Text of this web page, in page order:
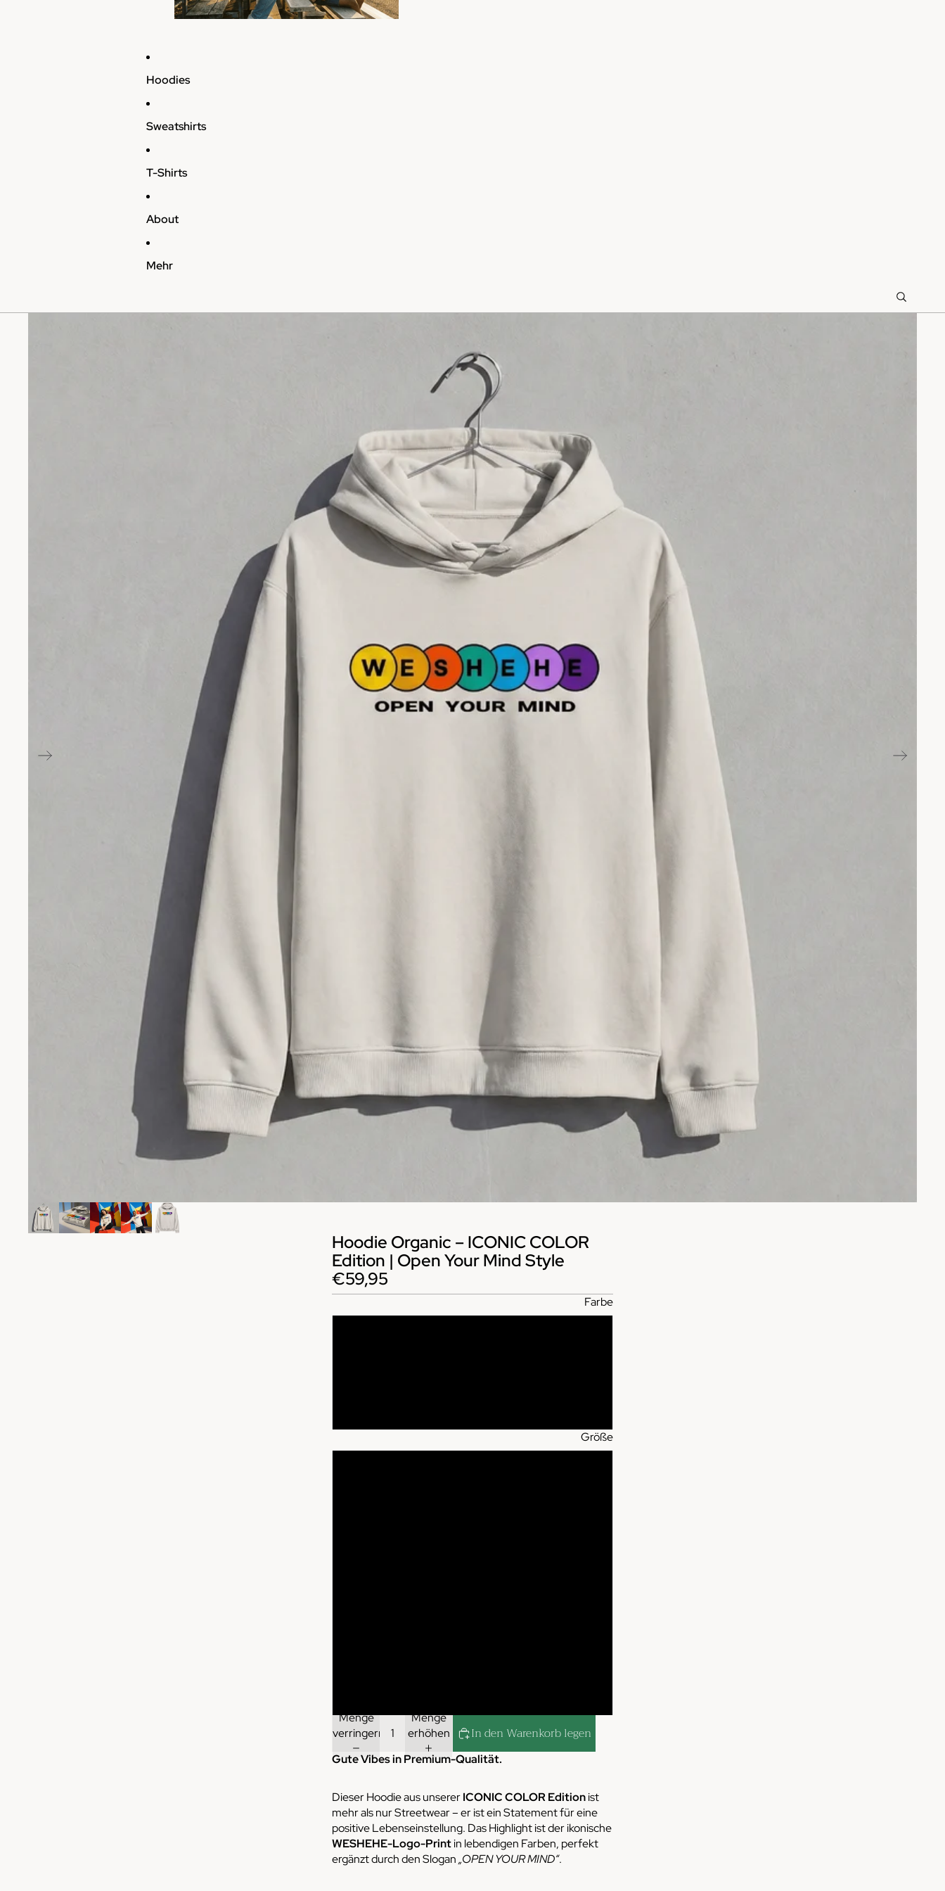
Hoodies
Sweatshirts
T-Shirts
About
Mehr
Hoodie Organic – ICONIC COLOR
Edition | Open Your Mind Style
€59,95
Farbe
Größe
Menge
verringern
Menge
erhöhen
In den Warenkorb legen
Gute Vibes in Premium-Qualität.
Dieser Hoodie aus unsererICONIC COLOR Editionist
mehr als nur Streetwear – er ist ein Statement für eine
positive Lebenseinstellung. Das Highlight ist der ikonische
WESHEHE-Logo-Printin lebendigen Farben, perfekt
ergänzt durch den Slogan„OPEN YOUR MIND“.